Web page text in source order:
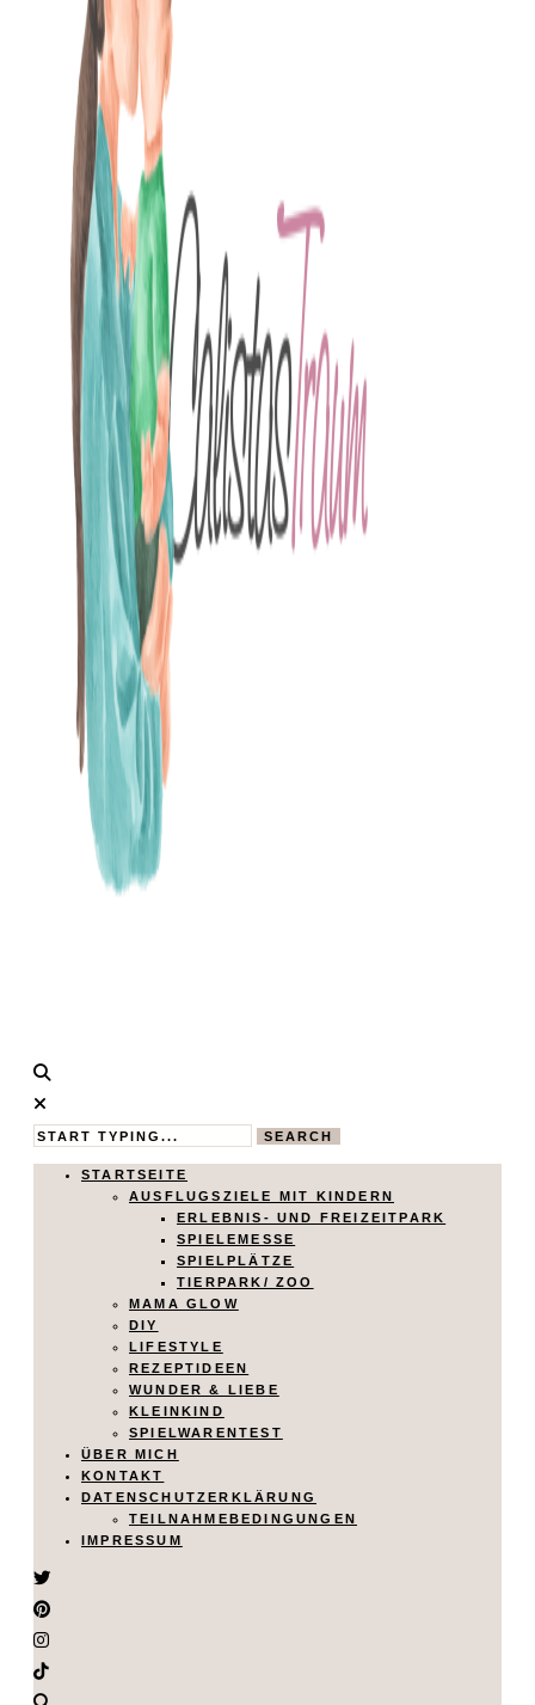
Calistas
Traum
MAMABLOG
SEARCH
STARTSEITE
AUSFLUGSZIELE MIT KINDERN
ERLEBNIS- UND FREIZEITPARK
SPIELEMESSE
SPIELPLÄTZE
TIERPARK/ ZOO
MAMA GLOW
DIY
LIFESTYLE
REZEPTIDEEN
WUNDER & LIEBE
KLEINKIND
SPIELWARENTEST
ÜBER MICH
KONTAKT
DATENSCHUTZERKLÄRUNG
TEILNAHMEBEDINGUNGEN
IMPRESSUM